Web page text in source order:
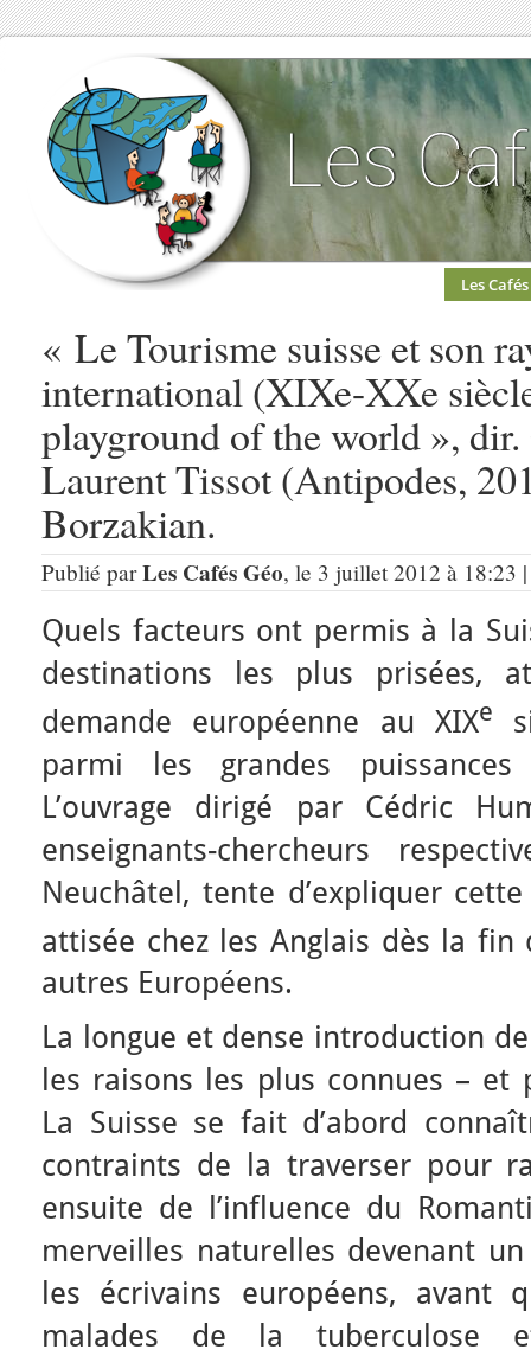
Les Cafés
« Le Tourisme suisse et son
international (XIXe-XXe
playground of the world »,
Laurent Tissot (Antipodes,
Borzakian.
Publié parLes Cafés Géo, le 3 juillet 2012 à 18:23
Quels facteurs ont permis à la
destinations les plus prisées,
demande européenne au XIXe
parmi les grandes
L’ouvrage dirigé par Cédric
enseignants-chercheurs
Neuchâtel, tente d’expliquer
attisée chez les Anglais dès la fin
autres Européens.
La longue et dense introduction
les raisons les plus connues – et
La Suisse se fait d’abord
contraints de la traverser pour
ensuite de l’influence du
merveilles naturelles devenant
les écrivains européens, avant
malades de la tuberculose